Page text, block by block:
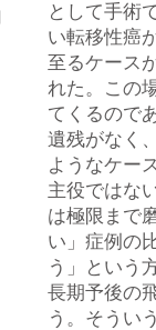
として手術
い転移性癌
至るケース
れた。この
てくるので
遺残がなく
ようなケー
主役ではな
は極限まで
い」症例の
う」という
長期予後の
う。そうい